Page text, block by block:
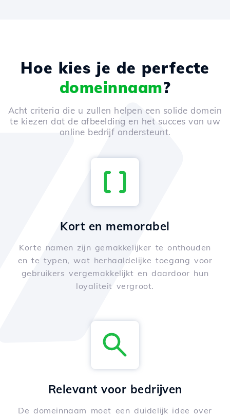
Hoe kies je de perfecte
domeinnaam?
Acht criteria die u zullen helpen een solide domein
te kiezen dat de afbeelding en het succes van uw
online bedrijf ondersteunt.
Kort en memorabel
Korte namen zijn gemakkelijker te onthouden
en te typen, wat herhaaldelijke toegang voor
gebruikers vergemakkelijkt en daardoor hun
loyaliteit vergroot.
Relevant voor bedrijven
De domeinnaam moet een duidelijk idee over